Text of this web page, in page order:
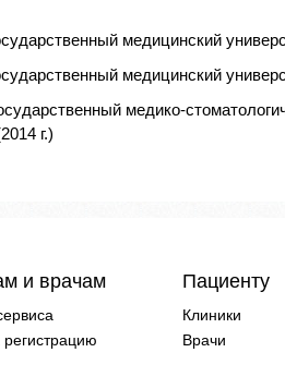
медицинский
медицинский
медико-
г.)
и врачам
регистрацию
Пациенту
Клиники
Врачи